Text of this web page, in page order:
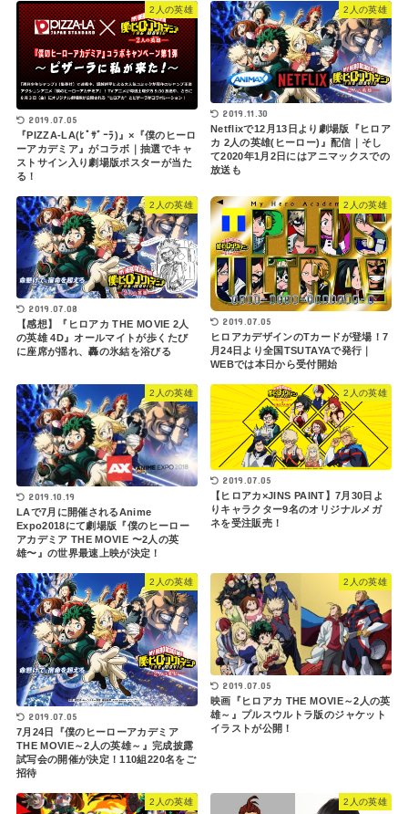
2人の英雄
2019.07.05
『PIZZA-LA(ﾋﾟｻﾞｰﾗ)』×『僕のヒーロ
ーアカデミア』がコラボ｜抽選でキャ
ストサイン入り劇場版ポスターが当た
る！
2人の英雄
2019.11.30
Netflixで12月13日より劇場版『ヒロア
カ 2人の英雄(ヒーロー)』配信｜そし
て2020年1月2日にはアニマックスでの
放送も
2人の英雄
2019.07.08
【感想】『ヒロアカ THE MOVIE 2人
の英雄 4D』オールマイトが歩くたび
に座席が揺れ、轟の氷結を浴びる
2人の英雄
2019.07.05
ヒロアカデザインのTカードが登場！7
月24日より全国TSUTAYAで発行｜
WEBでは本日から受付開始
2人の英雄
2019.10.19
LAで7月に開催されるAnime
Expo2018にて劇場版『僕のヒーロー
アカデミア THE MOVIE 〜2人の英
雄〜』の世界最速上映が決定！
2人の英雄
2019.07.05
【ヒロアカ×JINS PAINT】7月30日よ
りキャラクター9名のオリジナルメガ
ネを受注販売！
2人の英雄
2019.07.05
7月24日『僕のヒーローアカデミア
THE MOVIE～2人の英雄～』完成披露
試写会の開催が決定！110組220名をご
招待
2人の英雄
2019.07.05
映画『ヒロアカ THE MOVIE～2人の英
雄～』プルスウルトラ版のジャケット
イラストが公開！
2人の英雄 2人の英雄